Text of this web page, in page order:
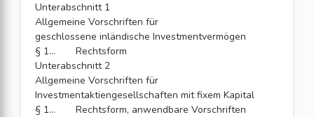
Unterabschnitt 1
Allgemeine Vorschriften für
geschlossene inländische Investmentvermögen
§ 139
Rechtsform
Unterabschnitt 2
Allgemeine Vorschriften für
Investmentaktiengesellschaften mit fixem Kapital
§ 140
Rechtsform, anwendbare Vorschriften